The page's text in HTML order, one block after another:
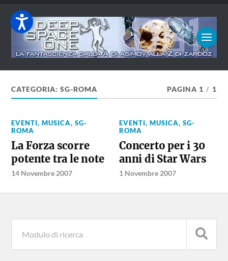
CATEGORIA:SG-ROMA PAGINA 1 / 1
EVENTI,MUSICA,SG-
ROMA
La Forza scorre
potente tra le note
14 Novembre 2007
EVENTI,MUSICA,SG-
ROMA
Concerto per i 30
anni di Star Wars
1 Novembre 2007